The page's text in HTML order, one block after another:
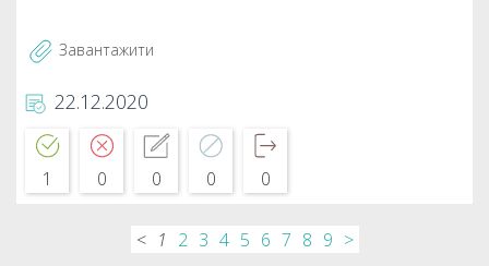
Завантажити
22.12.2020
1 0 0 0 0
< 1 2 3 4 5 6 7 8 9 >